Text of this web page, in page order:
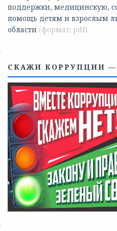
Телефоны учреждений,
поддержки, медицинскую,
помощь детям и взрослым
области